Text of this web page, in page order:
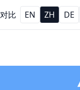
对比 EN ZH DE